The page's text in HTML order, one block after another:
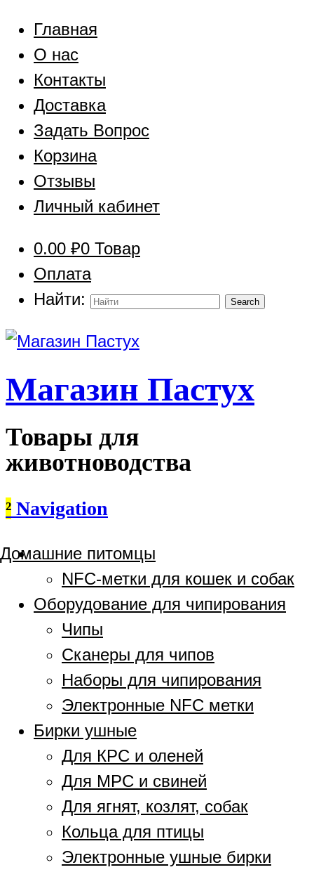
Главная
О нас
Контакты
Доставка
Задать Вопрос
Корзина
Отзывы
Личный кабинет
0.00 ₽0 Товар
Оплата
Найти:
Магазин Пастух
Товары для
животноводства
² Navigation
Домашние питомцы
NFC-метки для кошек и собак
Оборудование для чипирования
Чипы
Сканеры для чипов
Наборы для чипирования
Электронные NFC метки
Бирки ушные
Для КРС и оленей
Для МРС и свиней
Для ягнят, козлят, собак
Кольца для птицы
Электронные ушные бирки